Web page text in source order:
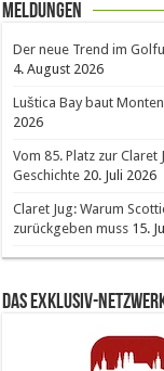
Meldungen
Der neue Trend im
4. August 2026
Luštica Bay baut
2026
Vom 85. Platz zur
Geschichte 20. Juli 2026
Claret Jug: Warum
zurückgeben muss 15.
Das Exklusiv-